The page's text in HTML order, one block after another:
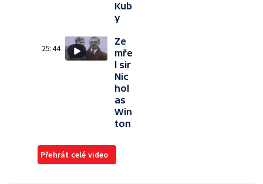
Kub
y
25:44
Ze
mře
l sir
Nic
hol
as
Win
ton
Přehrát celé video